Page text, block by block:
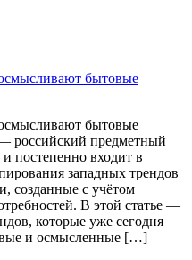
бытовые
бытовые
российский предметный
постепенно входит в
западных трендов
созданные с учётом
В этой статье —
которые уже сегодня
и осмысленные […]